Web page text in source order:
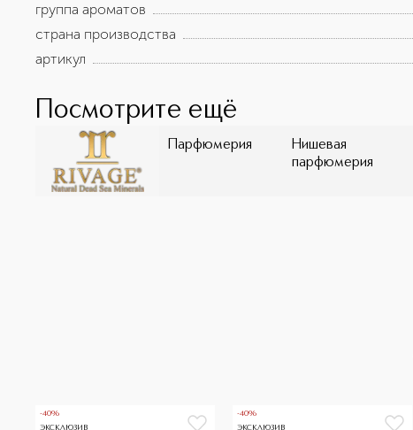
группа ароматов
страна производства
артикул
Посмотрите ещё
Парфюмерия
Нишевая
парфюмерия
-40%
ЭКСКЛЮЗИВ
-40%
ЭКСКЛЮЗИВ